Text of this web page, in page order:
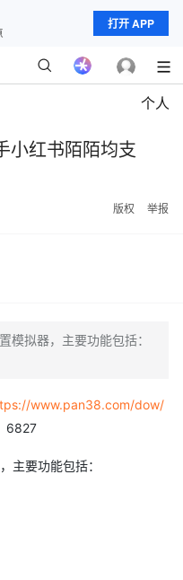
打开 APP
个人
小红书陌陌均支
版权 举报
模拟器，主要功能包括：
www.pan38.com/dow/
6827
主要功能包括：